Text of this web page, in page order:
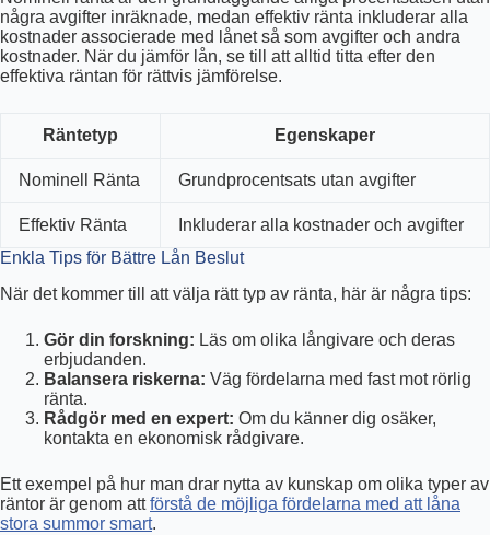
några avgifter inräknade, medan effektiv ränta inkluderar alla
kostnader associerade med lånet så som avgifter och andra
kostnader. När du jämför lån, se till att alltid titta efter den
effektiva räntan för rättvis jämförelse.
Räntetyp Egenskaper
Nominell Ränta Grundprocentsats utan avgifter
Effektiv Ränta
Inkluderar alla kostnader och avgifter
Enkla Tips för Bättre Lån Beslut
När det kommer till att välja rätt typ av ränta, här är några tips:
Gör din forskning: Läs om olika långivare och deras
erbjudanden.
Balansera riskerna: Väg fördelarna med fast mot rörlig
ränta.
Rådgör med en expert: Om du känner dig osäker,
kontakta en ekonomisk rådgivare.
Ett exempel på hur man drar nytta av kunskap om olika typer av
räntor är genom attförstå de möjliga fördelarna med att låna
stora summor smart.